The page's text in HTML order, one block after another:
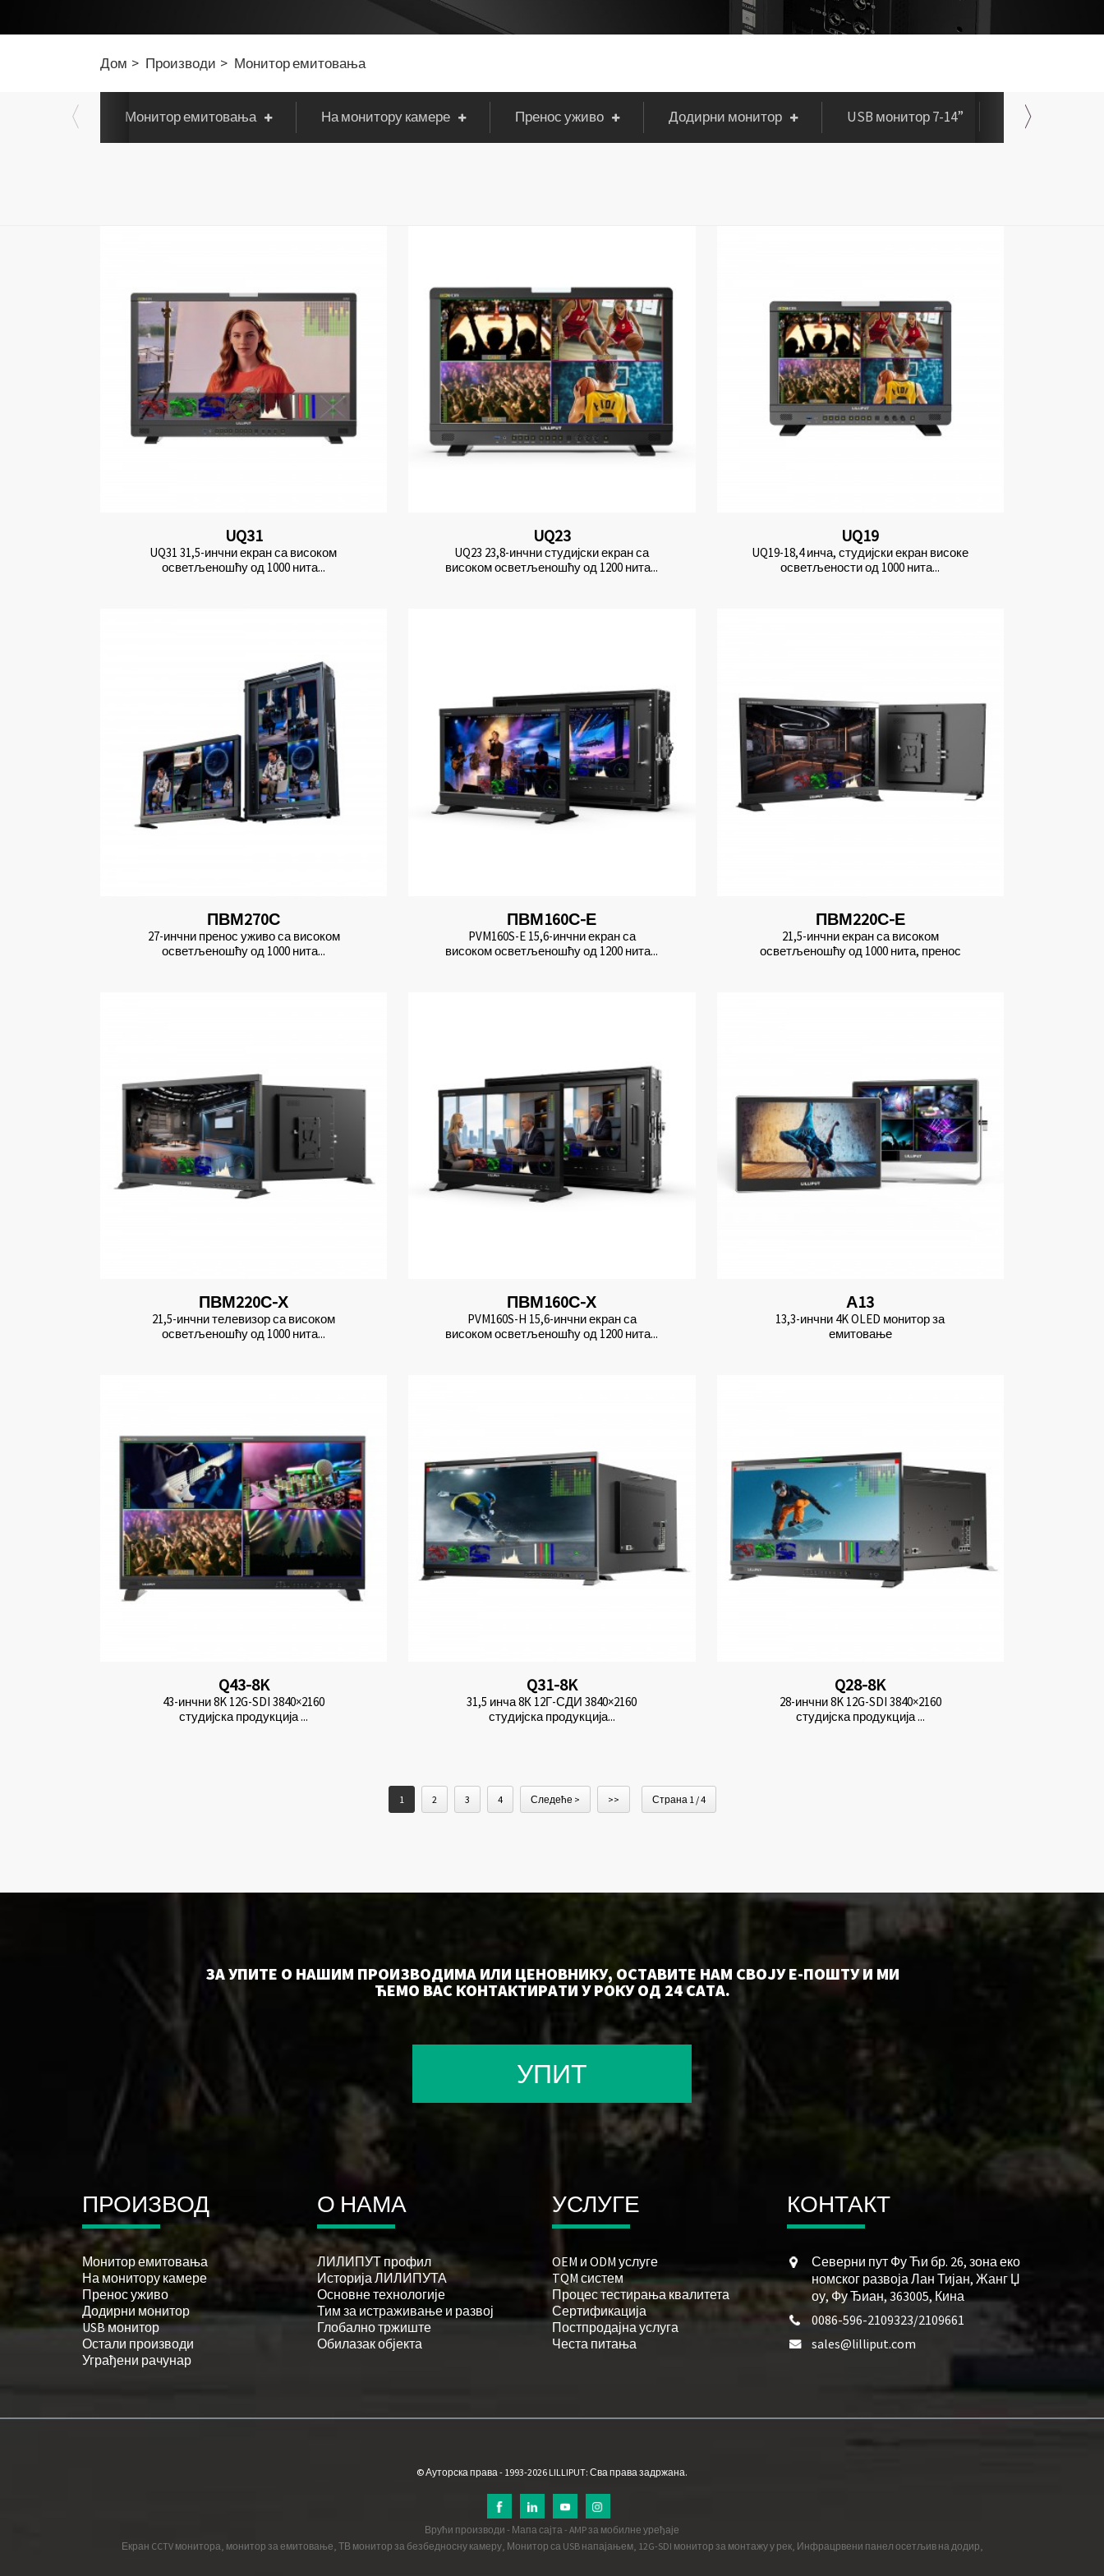
Дом Производи Монитор емитовања
Монитор емитовања На монитору камере Пренос уживо Додирни монитор USB монитор 7-14” Остали
UQ31
UQ31 31,5-инчни екран са високом
осветљеношћу од 1000 нита...
UQ23
UQ23 23,8-инчни студијски екран са
високом осветљеношћу од 1200 нита...
UQ19
UQ19-18,4 инча, студијски екран високе
осветљености од 1000 нита...
ПВМ270С
27-инчни пренос уживо са високом
осветљеношћу од 1000 нита...
ПВМ160С-Е
PVM160S-E 15,6-инчни екран са
високом осветљеношћу од 1200 нита...
ПВМ220С-Е
21,5-инчни екран са високом
осветљеношћу од 1000 нита, пренос
ПВМ220С-Х
21,5-инчни телевизор са високом
осветљеношћу од 1000 нита...
ПВМ160С-Х
PVM160S-H 15,6-инчни екран са
високом осветљеношћу од 1200 нита...
А13
13,3-инчни 4K OLED монитор за
емитовање
Q43-8K
43-инчни 8K 12G-SDI 3840×2160
студијска продукција ...
Q31-8K
31,5 инча 8К 12Г-СДИ 3840×2160
студијска продукција...
Q28-8K
28-инчни 8K 12G-SDI 3840×2160
студијска продукција ...
1 2 3 4 Следеће > >> Страна 1 / 4
ЗА УПИТЕ О НАШИМ ПРОИЗВОДИМА ИЛИ ЦЕНОВНИКУ, ОСТАВИТЕ НАМ СВОЈУ Е-ПОШТУ И МИ
ЋЕМО ВАС КОНТАКТИРАТИ У РОКУ ОД 24 САТА.
УПИТ
ПРОИЗВОД
Монитор емитовања
На монитору камере
Пренос уживо
Додирни монитор
USB монитор
Остали производи
Уграђени рачунар
О НАМА
ЛИЛИПУТ профил
Историја ЛИЛИПУТА
Основне технологије
Тим за истраживање и развој
Глобално тржиште
Обилазак објекта
УСЛУГЕ
OEM и ODM услуге
TQM систем
Процес тестирања квалитета
Сертификација
Постпродајна услуга
Честа питања
КОНТАКТ
Северни пут Фу Ћи бр. 26, зона еко
номског развоја Лан Тијан, Жанг Џ
оу, Фу Ђиан, 363005, Кина
0086-596-2109323/2109661
sales@lilliput.com
© Ауторска права - 1993-2026 LILLIPUT: Сва права задржана.
Врући производи - Мапа сајта - AMP за мобилне уређаје
Екран CCTV монитора монитор за емитовање ТВ монитор за безбедносну камеру, Монитор са USB напајањем, 12G-SDI монитор за монтажу у рек, Инфрацрвени панел осетљив на додир